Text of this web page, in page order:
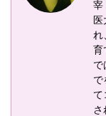
宰
医
れ
育
で
で
て
さ